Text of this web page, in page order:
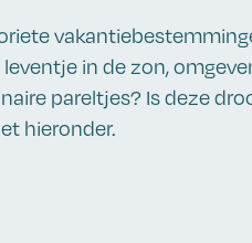
in de zon,
pareltjes? Is deze
hieronder.